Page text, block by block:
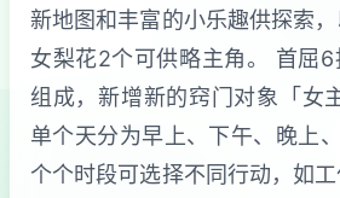
新地图和丰富的小乐趣供探索
女梨花2个可供略主角。 首屈6
组成，新增新的窍门对象「女
单个天分为早上、下午、晚上
个个时段可选择不同行动，如